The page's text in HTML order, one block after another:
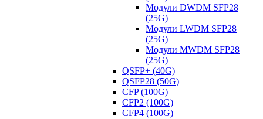
Модули DWDM SFP28
(25G)
Модули LWDM SFP28
(25G)
Модули MWDM SFP28
(25G)
QSFP+ (40G)
QSFP28 (50G)
CFP (100G)
CFP2 (100G)
CFP4 (100G)